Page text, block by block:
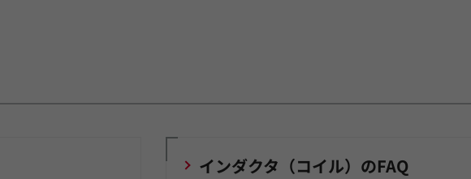
インダクタ（コイル）のFAQ